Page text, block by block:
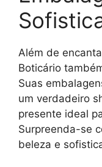
Além de
Boticário
Suas
um verdadeiro
presente ideal
Surpreenda-se
beleza e